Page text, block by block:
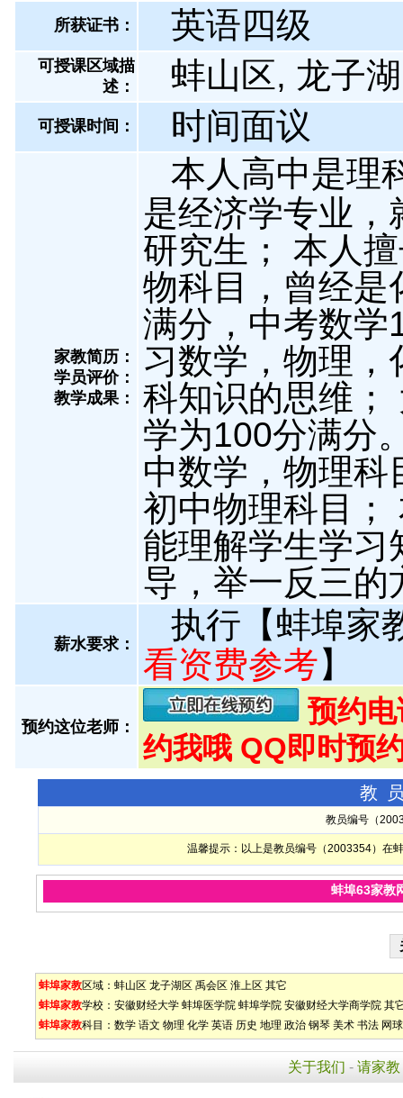
所获证书 ： 英语四级
可授课区域描
述：
蚌山区, 龙子
可授课时间： 时间面议
家教简历：
学员评价：
教学成果：
本人高中是理
是经济学专业，
研究生； 本人
物科目，曾经是
满分，中考数学
习数学，物理，
科知识的思维；
学为100分满分
中数学，物理
初中物理科目；
能理解学生学习
导，举一反三的
薪水要求：
执行【蚌埠家
看资费参考】
预约这位老师：
预约
约我哦 QQ即时预
教
教员编号（
温馨提示：以上是教员编号（2003354）在
蚌埠63家教
蚌埠家教区域： 蚌山区 龙子湖区 禹会区 淮上区 其它
蚌埠家教学校： 安徽财经大学 蚌埠医学院 蚌埠学院 安徽财经大学商学院 其
蚌埠家教科目： 数学 语文 物理 化学 英语 历史 地理 政治 钢琴 美术 书法 网球
关于我们 - 请家教